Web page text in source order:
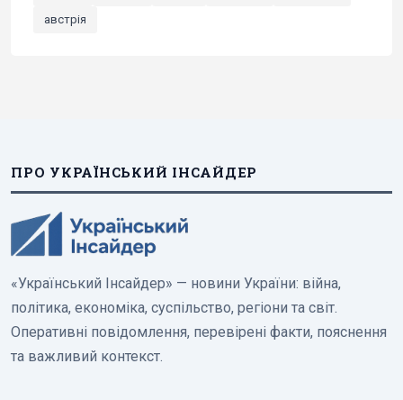
австрія
ПРО УКРАЇНСЬКИЙ ІНСАЙДЕР
«Український Інсайдер» — новини України: війна,
політика, економіка, суспільство, регіони та світ.
Оперативні повідомлення, перевірені факти, пояснення
та важливий контекст.